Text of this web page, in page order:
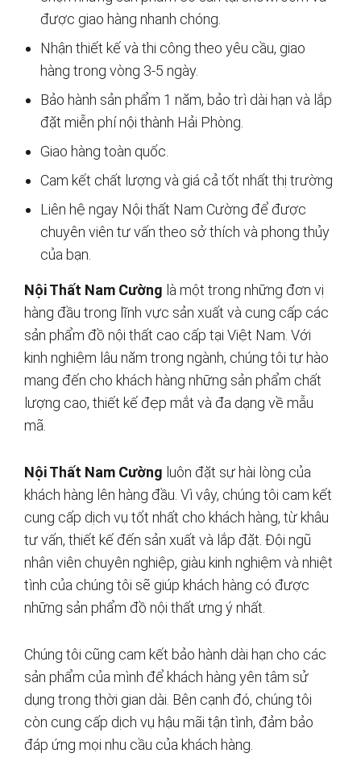
được giao hàng nhanh chóng.
Nhận thiết kế và thi công theo yêu cầu, giao
hàng trong vòng 3-5 ngày.
Bảo hành sản phẩm 1 năm, bảo trì dài hạn và lắp
đặt miễn phí nội thành Hải Phòng.
Giao hàng toàn quốc.
Cam kết chất lượng và giá cả tốt nhất thị trường
Liên hệ ngay Nội thất Nam Cường để được
chuyên viên tư vấn theo sở thích và phong thủy
của bạn.
Nội Thất Nam Cường là một trong những đơn vị
hàng đầu trong lĩnh vực sản xuất và cung cấp các
sản phẩm đồ nội thất cao cấp tại Việt Nam. Với
kinh nghiệm lâu năm trong ngành, chúng tôi tự hào
mang đến cho khách hàng những sản phẩm chất
lượng cao, thiết kế đẹp mắt và đa dạng về mẫu
mã.
Nội Thất Nam Cường luôn đặt sự hài lòng của
khách hàng lên hàng đầu. Vì vậy, chúng tôi cam kết
cung cấp dịch vụ tốt nhất cho khách hàng, từ khâu
tư vấn, thiết kế đến sản xuất và lắp đặt. Đội ngũ
nhân viên chuyên nghiệp, giàu kinh nghiệm và nhiệt
tình của chúng tôi sẽ giúp khách hàng có được
những sản phẩm đồ nội thất ưng ý nhất.
Chúng tôi cũng cam kết bảo hành dài hạn cho các
sản phẩm của mình để khách hàng yên tâm sử
dụng trong thời gian dài. Bên cạnh đó, chúng tôi
còn cung cấp dịch vụ hậu mãi tận tình, đảm bảo
đáp ứng mọi nhu cầu của khách hàng.